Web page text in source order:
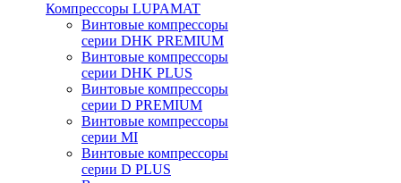
Компрессоры LUPAMAT
Винтовые компрессоры
серии DHK PREMIUM
Винтовые компрессоры
серии DHK PLUS
Винтовые компрессоры
серии D PREMIUM
Винтовые компрессоры
серии MI
Винтовые компрессоры
серии D PLUS